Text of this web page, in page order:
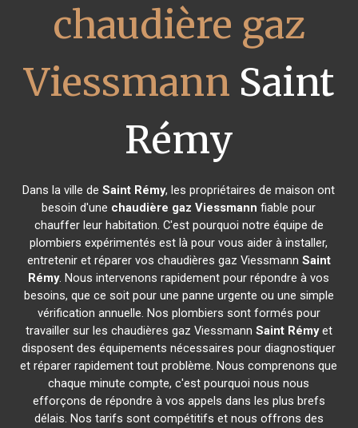
chaudière gaz
Viessmann Saint
Rémy
Dans la ville deSaint Rémy, les propriétaires de maison ont
besoin d'une chaudière gaz Viessmann fiable pour
chauffer leur habitation. C'est pourquoi notre équipe de
plombiers expérimentés est là pour vous aider à installer,
entretenir et réparer vos chaudières gaz Viessmann Saint
Rémy. Nous intervenons rapidement pour répondre à vos
besoins, que ce soit pour une panne urgente ou une simple
vérification annuelle. Nos plombiers sont formés pour
travailler sur les chaudières gaz Viessmann Saint Rémyet
disposent des équipements nécessaires pour diagnostiquer
et réparer rapidement tout problème. Nous comprenons que
chaque minute compte, c'est pourquoi nous nous
efforçons de répondre à vos appels dans les plus brefs
délais. Nos tarifs sont compétitifs et nous offrons des